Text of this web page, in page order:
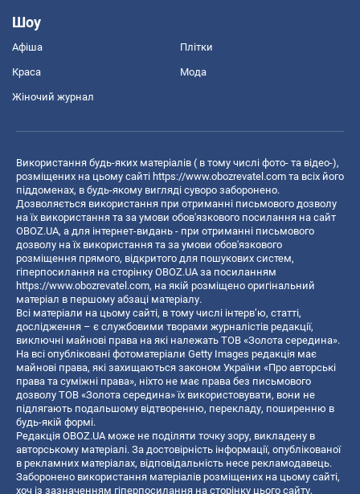
Шоу
Афіша Плітки
Краса Мода
Жіночий журнал
Використання будь-яких матеріалів ( в тому числі фото- та відео-),
розміщених на цьому сайті https://www.obozrevatel.com та всіх його
піддоменах, в будь-якому вигляді суворо заборонено.
Дозволяється використання при отриманні письмового дозволу
на їх використання та за умови обов'язкового посилання на сайт
OBOZ.UA, а для інтернет-видань - при отриманні письмового
дозволу на їх використання та за умови обов'язкового
розміщення прямого, відкритого для пошукових систем,
гіперпосилання на сторінку OBOZ.UA за посиланням
https://www.obozrevatel.com, на якій розміщено оригінальний
матеріал в першому абзаці матеріалу.
Всі матеріали на цьому сайті, в тому числі інтерв’ю, статті,
дослідження – є службовими творами журналістів редакції,
виключні майнові права на які належать ТОВ «Золота середина».
На всі опубліковані фотоматеріали Getty Images редакція має
майнові права, які захищаються законом України «Про авторські
права та суміжні права», ніхто не має права без письмового
дозволу ТОВ «Золота середина» їх використовувати, вони не
підлягають подальшому відтворенню, перекладу, поширенню в
будь-якій формі.
Редакція OBOZ.UA може не поділяти точку зору, викладену в
авторському матеріалі. За достовірність інформації, опублікованої
в рекламних матеріалах, відповідальність несе рекламодавець.
Заборонено використання матеріалів розміщених на цьому сайті,
хоч із зазначенням гіперпосилання на сторінку цього сайту,